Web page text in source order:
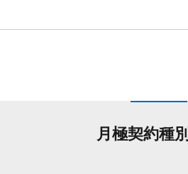
月極契約種